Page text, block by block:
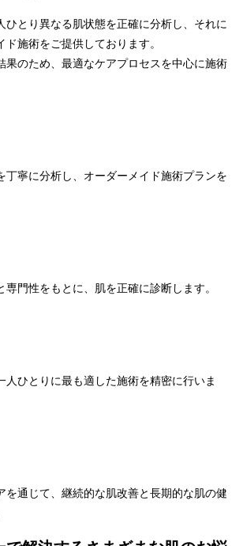
ひとり異なる肌状態を正確に分析し、それに
施術をご提供しております。
果のため、最適なケアプロセスを中心に施術
丁寧に分析し、オーダーメイド施術プランを
門性をもとに、肌を正確に診断します。
人ひとりに最も適した施術を精密に行いま
を通じて、継続的な肌改善と長期的な肌の健